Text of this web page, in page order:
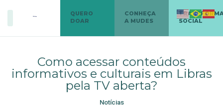
QUERO
DOAR
CONHEÇA
A MUDES
SOCIAL
Como acessar conteúdos
informativos e culturais em Libras
pela TV aberta?
Notícias